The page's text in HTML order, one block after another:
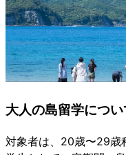
大人の島留学につい
対象者は、 20歳〜29歳